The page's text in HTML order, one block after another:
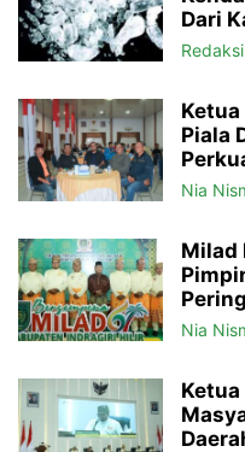
Dari
Ketua
Piala
Nia
Milad
Nia
Ketua